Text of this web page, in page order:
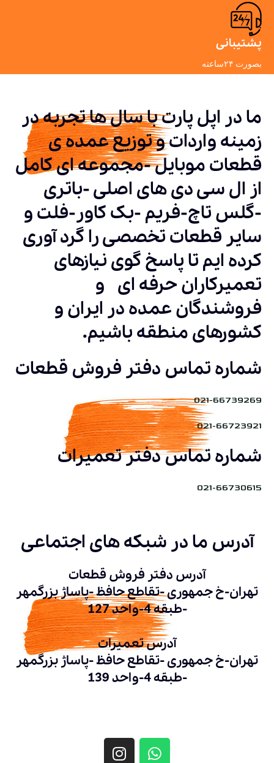
پشتیبانی
بصورت ۲۴ساعته
ما در اپل پارت با سال ها تجربه در
زمینه واردات و توزیع عمده ی
قطعات موبایل -مجموعه ای کامل
از ال سی دی های اصلی -باتری
-گلس تاچ-فریم -بک کاور-فلت و
سایر قطعات تخصصی را گرد آوری
کرده ایم تا پاسخ گوی نیازهای
تعمیرکاران حرفه ای و
فروشندگان عمده در ایران و
کشورهای منطقه باشیم.
شماره تماس دفتر فروش قطعات
021-66739269
021-66723921
شماره تماس دفتر تعمیرات
021-66730615
آدرس ما در شبکه های اجتماعی
آدرس دفتر فروش قطعات
تهران-خ جمهوری -تقاطع حافظ -پاساژ بزرگمهر
-طبقه 4-واحد 127
آدرس تعمیرات
تهران-خ جمهوری -تقاطع حافظ -پاساژ بزرگمهر
-طبقه 4-واحد 139